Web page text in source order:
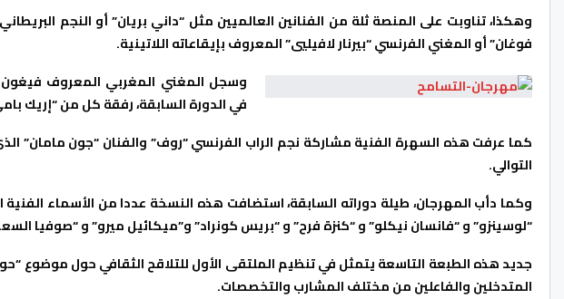
وهكذا، تناوبت على المنصة ثلة من الفنانين العالميين مثل “داني بريان” أو النجم
فوغان” أو المغني الفرنسي “بيرنار لافيليي” المعروف بإيقاعاته اللاتينية.
وسجل المغني المغربي المعروف فيغون
في الدورة السابقة، رفقة كل من “إريك
كما عرفت هذه السهرة الفنية مشاركة نجم الراب الفرنسي “روف” والفنان “جون مامان”
التوالي.
وكما دأب المهرجان، طيلة دوراته السابقة، استضافت هذه النسخة عددا من الأسماء
“لوسينزو” و “فانسان نيكلو” و “كنزة فرح” و “بريس كونراد” و”ميكائيل ميرو” و “صوفيا
جديد هذه الطبعة التاسعة يتمثل في تنظيم الملتقى الأول للتلاقح الثقافي حول موضوع
المتدخلين والفاعلين من مختلف المشارب والتخصصات.